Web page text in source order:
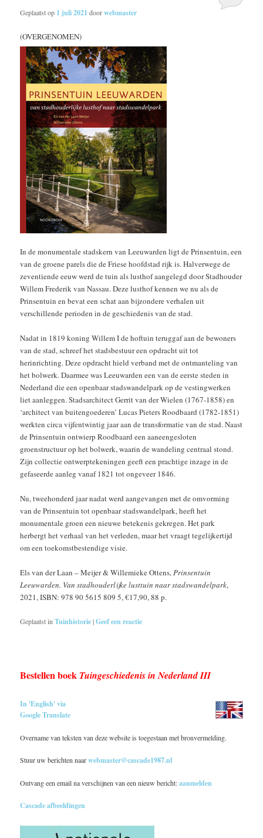
Geplaatst op 1 juli 2021 doorwebmaster
(OVERGENOMEN)
In de monumentale stadskern van Leeuwarden ligt de Prinsentuin, een
van de groene parels die de Friese hoofdstad rijk is. Halverwege de
zeventiende eeuw werd de tuin als lusthof aangelegd door Stadhouder
Willem Frederik van Nassau. Deze lusthof kennen we nu als de
Prinsentuin en bevat een schat aan bijzondere verhalen uit
verschillende perioden in de geschiedenis van de stad.
Nadat in 1819 koning Willem I de hoftuin teruggaf aan de bewoners
van de stad, schreef het stadsbestuur een opdracht uit tot
herinrichting. Deze opdracht hield verband met de ontmanteling van
het bolwerk. Daarmee was Leeuwarden een van de eerste steden in
Nederland die een openbaar stadswandelpark op de vestingwerken
liet aanleggen. Stadsarchitect Gerrit van der Wielen (1767-1858) en
‘architect van buitengoederen’ Lucas Pieters Roodbaard (1782-1851)
werkten circa vijfentwintig jaar aan de transformatie van de stad. Naast
de Prinsentuin ontwierp Roodbaard een aaneengesloten
groenstructuur op het bolwerk, waarin de wandeling centraal stond.
Zijn collectie ontwerptekeningen geeft een prachtige inzage in de
gefaseerde aanleg vanaf 1821 tot ongeveer 1846.
Nu, tweehonderd jaar nadat werd aangevangen met de omvorming
van de Prinsentuin tot openbaar stadswandelpark, heeft het
monumentale groen een nieuwe betekenis gekregen. Het park
herbergt het verhaal van het verleden, maar het vraagt tegelijkertijd
om een toekomstbestendige visie.
Els van der Laan – Meijer & Willemieke Ottens,Prinsentuin
Leeuwarden. Van stadhouderlijke lusttuin naar stadswandelpark,
2021, ISBN: 978 90 5615 809 5, €17,90, 88 p.
Geplaatst inTuinhistorie|Geef een reactie
Bestellen boek Tuingeschiedenis in Nederland III
In 'English' via
Google Translate
Overname van teksten van deze website is toegestaan met bronvermelding.
Stuur uw berichten naarwebmaster@cascade1987.nl
Ontvang een email na verschijnen van een nieuw bericht:aanmelden
Cascade afbeeldingen